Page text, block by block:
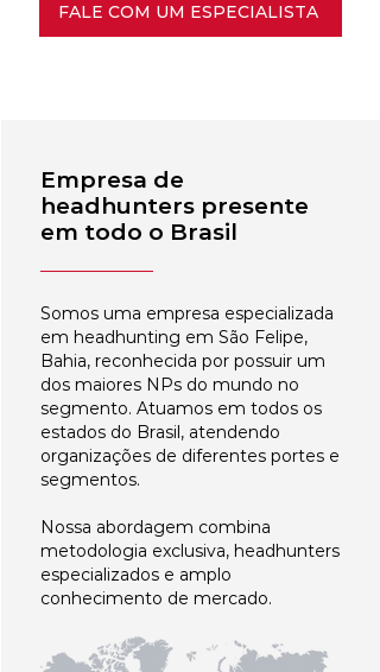
FALE COM UM ESPECIALISTA
Empresa de
headhunters presente
em todo o Brasil
Somos uma empresa especializada
em headhunting em São Felipe,
Bahia, reconhecida por possuir um
dos maiores NPs do mundo no
segmento. Atuamos em todos os
estados do Brasil, atendendo
organizações de diferentes portes e
segmentos.
Nossa abordagem combina
metodologia exclusiva, headhunters
especializados e amplo
conhecimento de mercado.